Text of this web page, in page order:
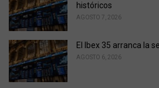
históricos
AGOSTO 7, 2026
El Ibex 35 arranca la
AGOSTO 6, 2026